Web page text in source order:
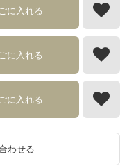
に入れる
に入れる
に入れる
わせる